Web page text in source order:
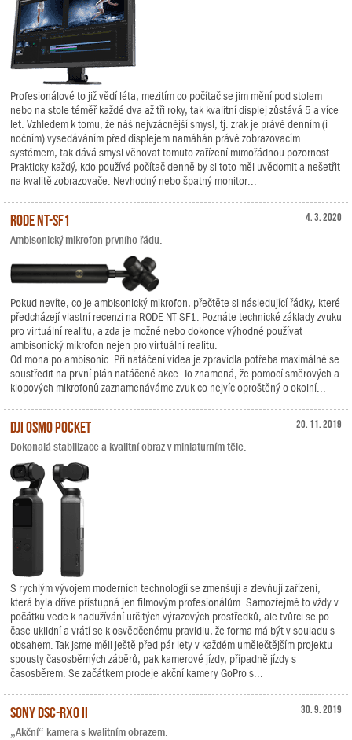
Profesionálové to již vědí léta, mezitím co počítač se jim mění pod stolem
nebo na stole téměř každé dva až tři roky, tak kvalitní displej zůstává 5 a více
let. Vzhledem k tomu, že náš nejvzácnější smysl, tj. zrak je právě denním (i
nočním) vysedáváním před displejem namáhán právě zobrazovacím
systémem, tak dává smysl věnovat tomuto zařízení mimořádnou pozornost.
Prakticky každý, kdo používá počítač denně by si toto měl uvědomit a nešetřit
na kvalitě zobrazovače. Nevhodný nebo špatný monitor...
4. 3. 2020
RODE NT-SF1
Ambisonický mikrofon prvního řádu.
Pokud nevíte, co je ambisonický mikrofon, přečtěte si následující řádky, které
předcházejí vlastní recenzi na RODE NT-SF1. Poznáte technické základy zvuku
pro virtuální realitu, a zda je možné nebo dokonce výhodné používat
ambisonický mikrofon nejen pro virtuální realitu.
Od mona po ambisonic. Při natáčení videa je zpravidla potřeba maximálně se
soustředit na první plán natáčené akce. To znamená, že pomocí směrových a
klopových mikrofonů zaznamenáváme zvuk co nejvíc oproštěný o okolní...
20. 11. 2019
DJI Osmo Pocket
Dokonalá stabilizace a kvalitní obraz v miniaturním těle.
S rychlým vývojem moderních technologií se zmenšují a zlevňují zařízení,
která byla dříve přístupná jen filmovým profesionálům. Samozřejmě to vždy v
počátku vede k nadužívání určitých výrazových prostředků, ale tvůrci se po
čase uklidní a vrátí se k osvědčenému pravidlu, že forma má být v souladu s
obsahem. Tak jsme měli ještě před pár lety v každém umělečtějším projektu
spousty časosběrných záběrů, pak kamerové jízdy, případně jízdy s
časosběrem. Se začátkem prodeje akční kamery GoPro s...
30. 9. 2019
Sony DSC-RX0 II
„Akční“ kamera s kvalitním obrazem.